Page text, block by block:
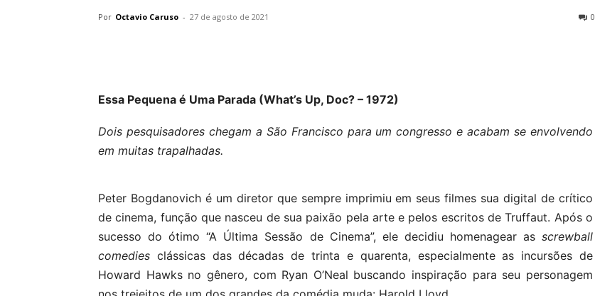
Por Octavio Caruso - 27 de agosto de 2021 0
Essa Pequena é Uma Parada (What’s Up, Doc? – 1972)
Dois pesquisadores chegam a São Francisco para um congresso e acabam se envolvendo
em muitas trapalhadas.
Peter Bogdanovich é um diretor que sempre imprimiu em seus filmes sua digital de crítico
de cinema, função que nasceu de sua paixão pela arte e pelos escritos de Truffaut. Após o
sucesso do ótimo “A Última Sessão de Cinema”, ele decidiu homenagear as screwball
comedies clássicas das décadas de trinta e quarenta, especialmente as incursões de
Howard Hawks no gênero, com Ryan O’Neal buscando inspiração para seu personagem